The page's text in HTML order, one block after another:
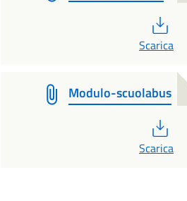
Scarica
Modulo-scuolabus
Scarica